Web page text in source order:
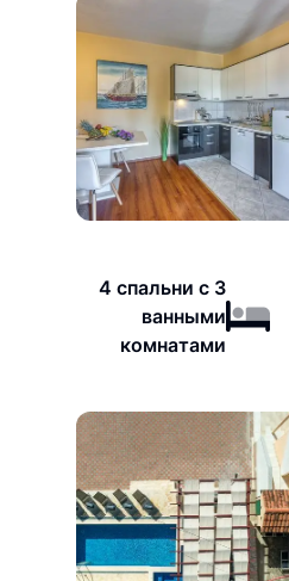
4 спальни с 3
ванными
комнатами